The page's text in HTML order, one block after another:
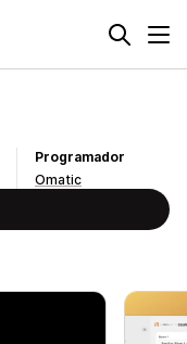
Programador
Omatic